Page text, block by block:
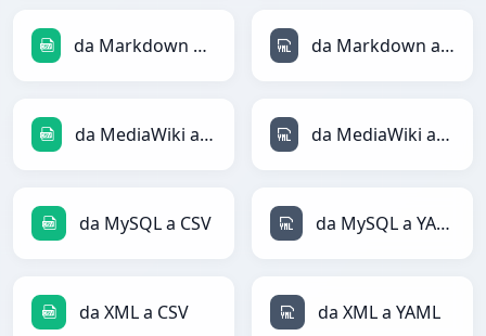
da Markdown a CSV da Markdown a YAML
da MediaWiki a CSV da MediaWiki a YAML
da MySQL a CSV da MySQL a YAML
da XML a CSV da XML a YAML